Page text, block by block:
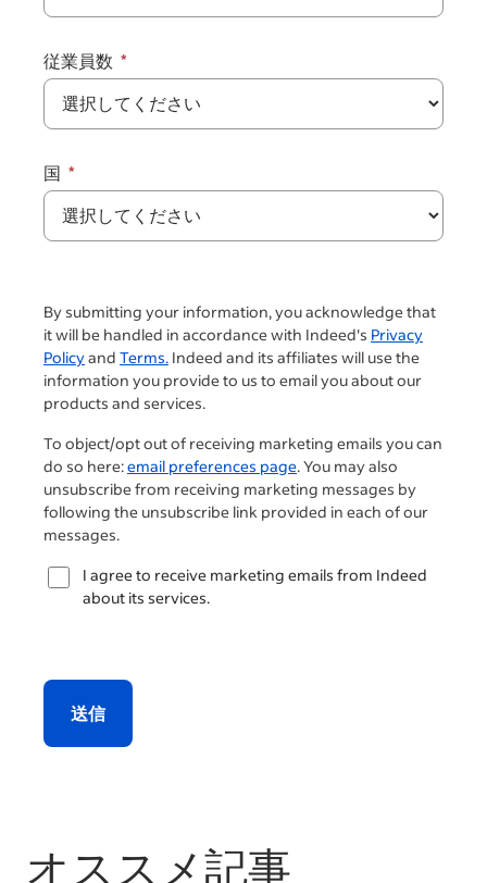
従業員数
国
By submitting your information, you acknowledge that
it will be handled in accordance with Indeed's Privacy
Policyand Terms. Indeed and its affiliates will use the
information you provide to us to email you about our
products and services.
To object/opt out of receiving marketing emails you can
do so here:email preferences page. You may also
unsubscribe from receiving marketing messages by
following the unsubscribe link provided in each of our
messages.
I agree to receive marketing emails from Indeed
about its services.
送信
オススメ記事